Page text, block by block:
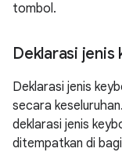
tombol.
Deklarasi jenis
Deklarasi jenis
secara
deklarasi jenis
ditempatkan di